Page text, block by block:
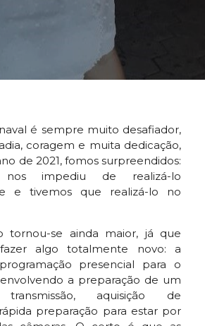
é sempre muito desafiador,
coragem e muita dedicação,
de 2021, fomos surpreendidos:
impediu de realizá-lo
e tivemos que realizá-lo no
tornou-se ainda maior, já que
algo totalmente novo: a
presencial para o
a preparação de um
aquisição de
preparação para estar por